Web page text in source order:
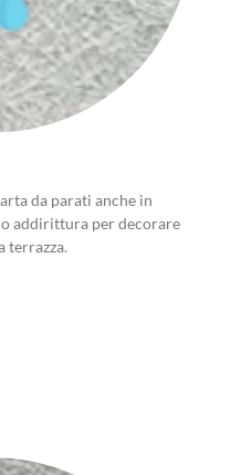
da parati anche in
addirittura per decorare
terrazza.